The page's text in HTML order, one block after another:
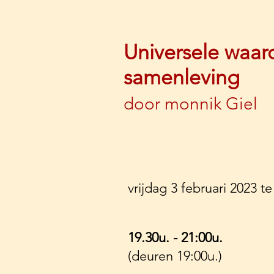
Universele
samenleving
door monnik Giel
vrijdag 3 februari 2023
19.30u. - 21:00u.
(deuren 19:00u.)